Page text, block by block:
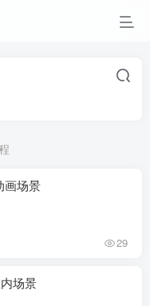
画场景
29
场景